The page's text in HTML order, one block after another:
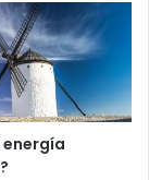
energía